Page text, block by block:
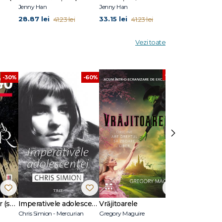
Jenny Han
28.87 lei 41.23 lei
Jenny Han
33.15 lei 41.23 lei
Vezi toate
-30%
Răzbunarea ciorilor (seria Banda celor șase ciori, vol. 2)
-60%
Imperativele adolescenței
Chris Simion - Mercurian
-30%
Vrăjitoarele
Gregory Maguire
›